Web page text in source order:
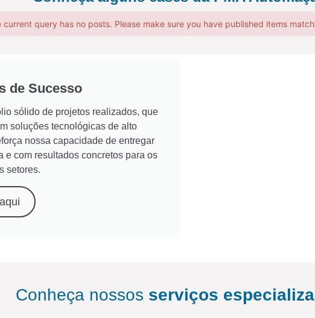
current query has no posts. Please make sure you have published items
de Sucesso
sólido de projetos realizados, que
soluções tecnológicas de alto
nossa capacidade de entregar
e com resultados concretos para os
setores.
Conheça nossos serviços